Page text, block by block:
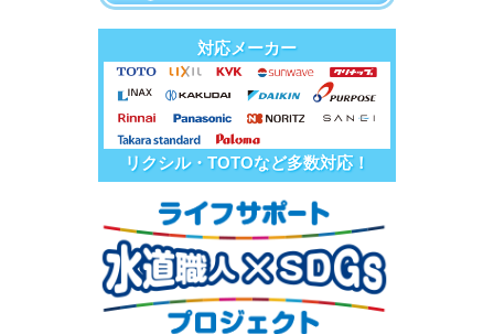
対応メーカー
リクシル・TOTOなど多数対応！